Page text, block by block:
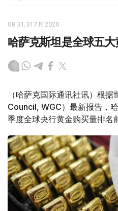
08:31, 31 7月 2026
哈萨克斯坦是全球五
（哈萨克国际通讯社讯）根
Council, WGC）最新报告，
季度全球央行黄金购买量排名